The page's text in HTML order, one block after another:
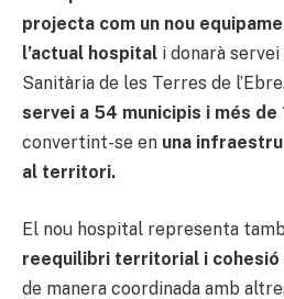
projecta com un nou
l’actual hospital i donarà
Sanitària de les Terres de
servei a 54 municipis i més
convertint-se en una
al territori.
El nou hospital representa
reequilibri territorial i cohesió
de manera coordinada amb